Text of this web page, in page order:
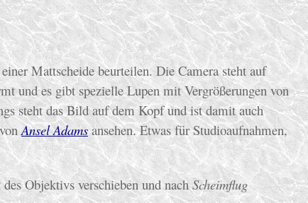
Mattscheide beurteilen. Die Camera steht auf
und es gibt spezielle Lupen mit Vergrößerungen von
steht das Bild auf dem Kopf und ist damit auch
Ansel Adamsansehen. Etwas für Studioaufnahmen,
Objektivs verschieben und nachScheimflug